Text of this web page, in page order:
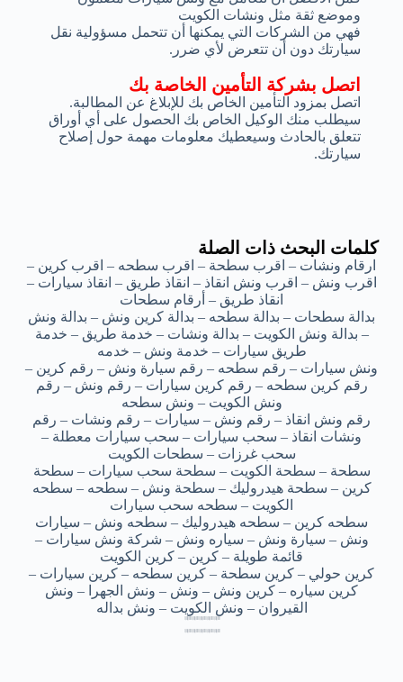
اتصل بشركة التأمين الخاصة بك
اتصل بمزود التأمين الخاص بك للإبلاغ عن المطالبة.
سيطلب منك الوكيل الخاص بك الحصول على أي أوراق
تتعلق بالحادث وسيعطيك معلومات مهمة حول إصلاح
سيارتك.
وموضع ثقة مثل ونشات الكويت
فهي من الشركات التي يمكنها أن تتحمل مسؤولية نقل
سيارتك دون أن تتعرض لأي ضرر.
كلمات البحث ذات الصلة
ارقام ونشات – اقرب سطحة – اقرب سطحه – اقرب كرين –
اقرب ونش – اقرب ونش انقاذ – انقاذ طريق – انقاذ سيارات –
انقاذ طريق – أرقام سطحات
بدالة سطحات – بدالة سطحه – بدالة كرين ونش – بدالة ونش
– بدالة ونش الكويت – بدالة ونشات – خدمة طريق – خدمة
طريق سيارات – خدمة ونش – خدمه
ونش سيارات – رقم سطحه – رقم سيارة ونش – رقم كرين –
رقم كرين سطحه – رقم كرين سيارات – رقم ونش – رقم
ونش الكويت – ونش سطحه
رقم ونش انقاذ – رقم ونش – سيارات – رقم ونشات – رقم
ونشات انقاذ – سحب سيارات – سحب سيارات معطلة –
سحب غرزات – سطحات الكويت
سطحة – سطحة الكويت – سطحة سحب سيارات – سطحة
كرين – سطحة هيدروليك – سطحة ونش – سطحه – سطحه
الكويت – سطحه سحب سيارات
سطحه كرين – سطحه هيدروليك – سطحه ونش – سيارات
ونش – سيارة ونش – سياره ونش – شركة ونش سيارات –
قائمة طويلة – كرين – كرين الكويت
كرين حولي – كرين سطحة – كرين سطحه – كرين سيارات –
كرين سياره – كرين ونش – ونش – ونش الجهرا – ونش
القيروان – ونش الكويت – ونش بداله